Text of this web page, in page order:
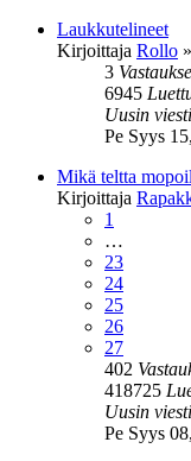
Laukkutelineet
Kirjoittaja Rollo »
3
6945
Uusin viesti
Pe Syys
Mikä teltta
Kirjoittaja
1
…
23
24
25
26
27
402
418725
Uusin viesti
Pe Syys